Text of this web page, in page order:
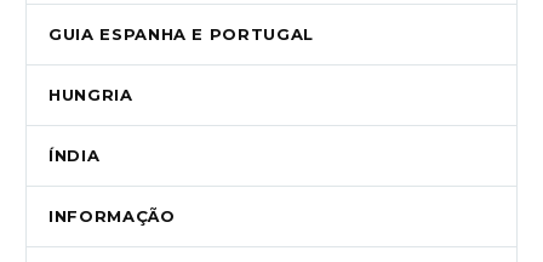
GUIA ESPANHA E PORTUGAL
HUNGRIA
ÍNDIA
INFORMAÇÃO